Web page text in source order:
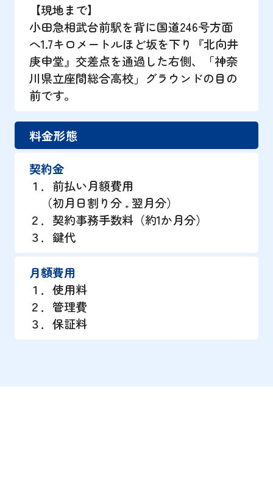
【現地まで】
小田急相武台前駅を背に国道246号方面
へ1.7キロメートルほど坂を下り『北向井
庚申堂』交差点を通過した右側、「神奈
川県立座間総合高校」グラウンドの目の
前です。
料金形態
契約金
１．前払い月額費用
（初月日割り分 ₊ 翌月分）
２．契約事務手数料（約1か月分）
３．鍵代
月額費用
１．使用料
２．管理費
３．保証料